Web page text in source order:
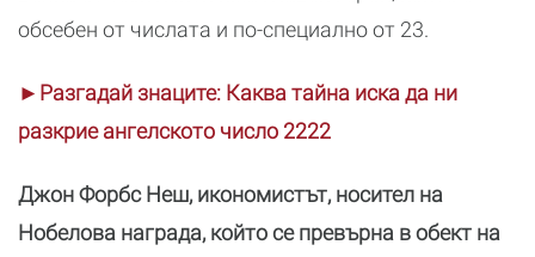
обсебен от числата и по-специално от 23.
►Разгадай знаците: Каква тайна иска да ни
разкрие ангелското число 2222
Джон Форбс Неш, икономистът, носител на
Нобелова награда, който се превърна в обект на